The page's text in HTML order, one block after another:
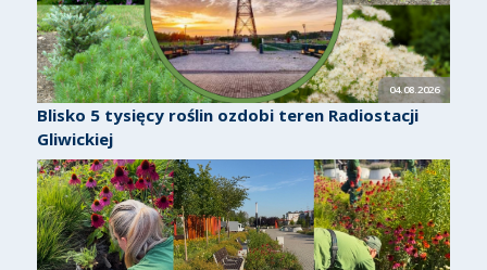
04.08.2026
Blisko 5 tysięcy roślin ozdobi teren Radiostacji
Gliwickiej